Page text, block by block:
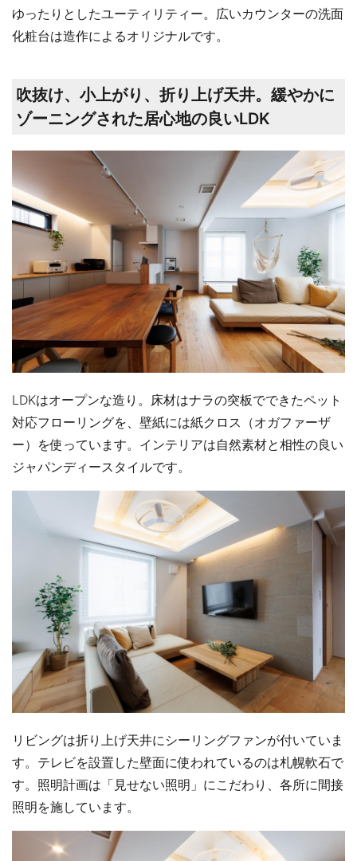
ゆったりとしたユーティリティー。広いカウンターの洗面
化粧台は造作によるオリジナルです。
吹抜け、小上がり、折り上げ天井。緩やかに
ゾーニングされた居心地の良いLDK
LDKはオープンな造り。床材はナラの突板でできたペット
対応フローリングを、壁紙には紙クロス（オガファーザ
ー）を使っています。インテリアは自然素材と相性の良い
ジャパンディースタイルです。
リビングは折り上げ天井にシーリングファンが付いていま
す。テレビを設置した壁面に使われているのは札幌軟石で
す。照明計画は「見せない照明」にこだわり、各所に間接
照明を施しています。